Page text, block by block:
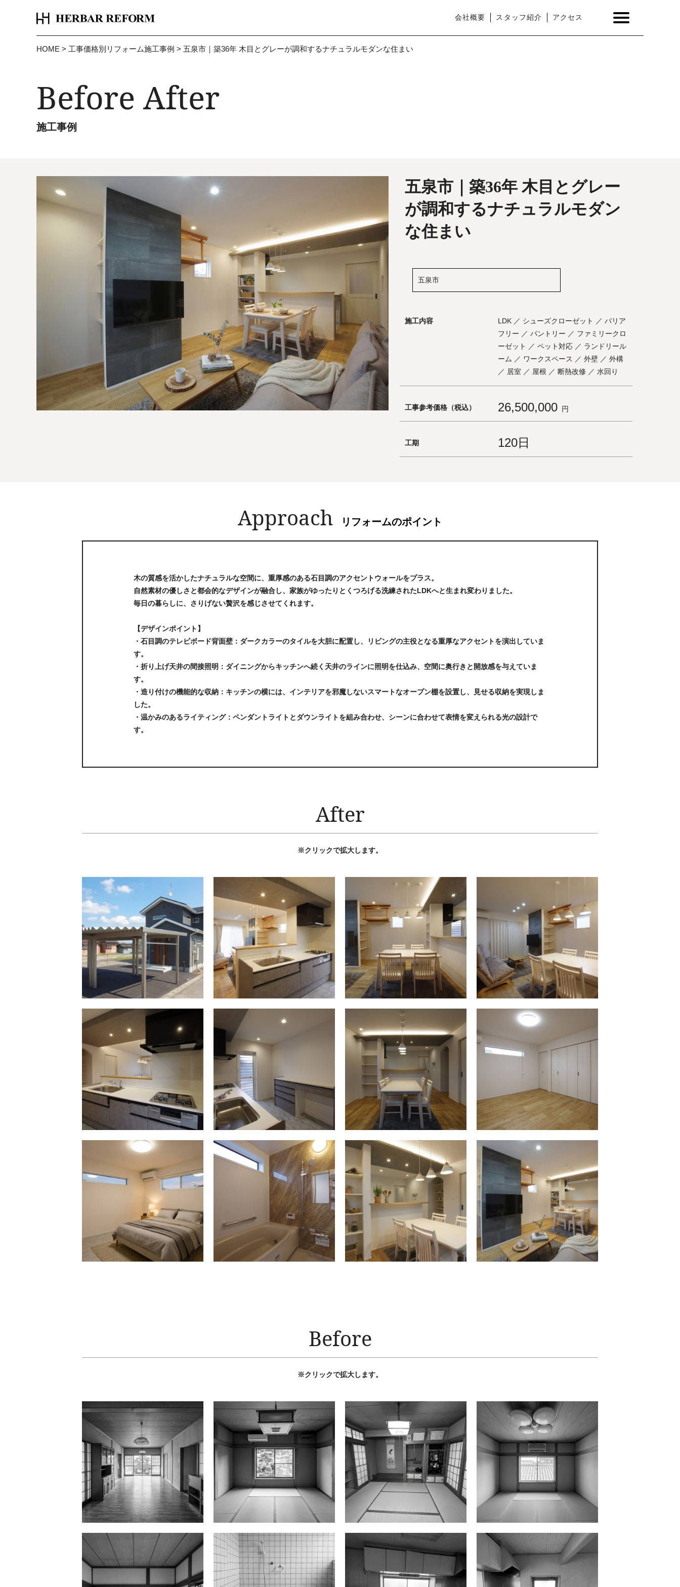
会社概要 スタッフ紹介 アクセス
HOME > 工事価格別リフォーム施工事例 > 五泉市｜築36年 木目とグレーが調和するナチュラルモダンな住まい
Before After
施工事例
五泉市｜築36年 木目とグレー
が調和するナチュラルモダン
な住まい
五泉市
施工内容
LDK ／ シューズクローゼット ／ バリア
フリー ／ パントリー ／ ファミリークロ
ーゼット ／ ペット対応 ／ ランドリール
ーム ／ ワークスペース ／ 外壁 ／ 外構
／ 居室 ／ 屋根 ／ 断熱改修 ／ 水回り
工事参考価格（税込） 26,500,000 円
工期 120日
Approach リフォームのポイント
木の質感を活かしたナチュラルな空間に、重厚感のある石目調のアクセントウォールをプラス。
自然素材の優しさと都会的なデザインが融合し、家族がゆったりとくつろげる洗練されたLDKへと生まれ変わりました。
毎日の暮らしに、さりげない贅沢を感じさせてくれます。
【デザインポイント】
・石目調のテレビボード背面壁：ダークカラーのタイルを大胆に配置し、リビングの主役となる重厚なアクセントを演出していま
す。
・折り上げ天井の間接照明：ダイニングからキッチンへ続く天井のラインに照明を仕込み、空間に奥行きと開放感を与えていま
す。
・造り付けの機能的な収納：キッチンの横には、インテリアを邪魔しないスマートなオープン棚を設置し、見せる収納を実現しま
した。
・温かみのあるライティング：ペンダントライトとダウンライトを組み合わせ、シーンに合わせて表情を変えられる光の設計で
す。
After
※クリックで拡大します。
Before
※クリックで拡大します。